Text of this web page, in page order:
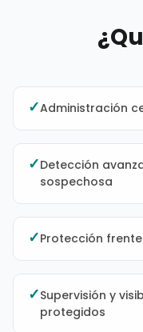
✓Administración
✓Detección
sospechosa
✓Protección
✓Supervisión y
protegidos